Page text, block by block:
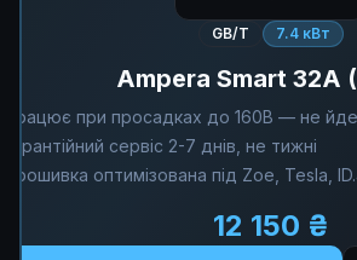
GB/T 7.4 кВт
Ampera Smart 32A
Працює при просадках до 160В — не
Гарантійний сервіс 2-7 днів, не тижні
Прошивка оптимізована під Zoe, Tesla,
12 150 ₴